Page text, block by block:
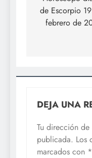
entradas
de Escorpio
febrero de
DEJA UNA
Tu dirección
publicada. Los
marcados con *